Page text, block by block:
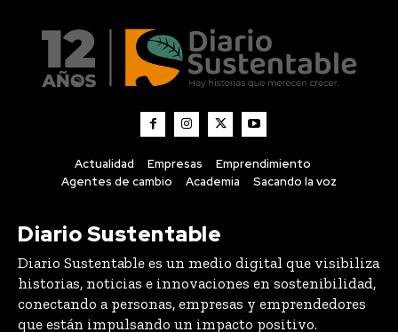
Actualidad Empresas
Emprendimiento
Agentes de cambio
Academia Sacando la voz
Diario Sustentable
Diario Sustentable es un medio digital que visibiliza
historias, noticias e innovaciones en sostenibilidad,
conectando a personas, empresas y emprendedores
que están impulsando un impacto positivo.